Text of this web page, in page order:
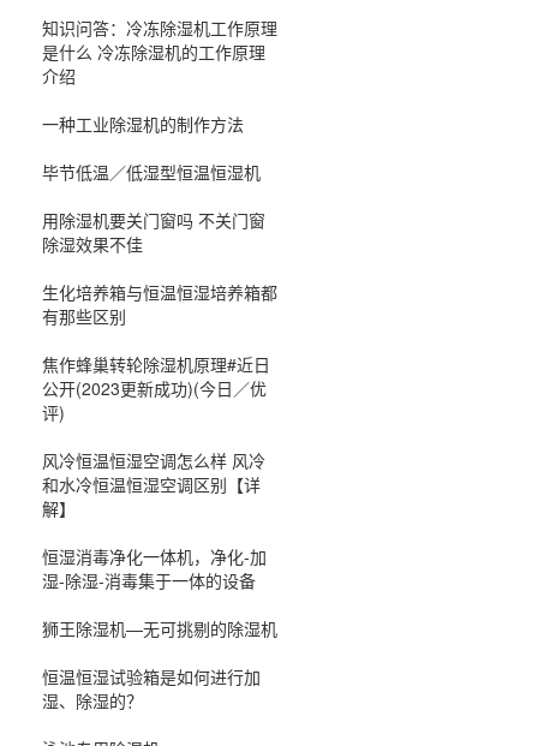
知识问答：冷冻除湿机工作原理
是什么 冷冻除湿机的工作原理
介绍
一种工业除湿机的制作方法
毕节低温／低湿型恒温恒湿机
用除湿机要关门窗吗 不关门窗
除湿效果不佳
生化培养箱与恒温恒湿培养箱都
有那些区别
焦作蜂巢转轮除湿机原理#近日
公开(2023更新成功)(今日／优
评)
风冷恒温恒湿空调怎么样 风冷
和水冷恒温恒湿空调区别【详
解】
恒湿消毒净化一体机，净化-加
湿-除湿-消毒集于一体的设备
狮王除湿机—无可挑剔的除湿机
恒温恒湿试验箱是如何进行加
湿、除湿的？